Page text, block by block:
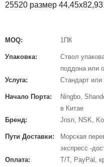
25520 размер
MOQ: 1ПК
Упаковка:
Ствол
поддона или
Услуга:
Стандарт или
Начало Порта:
Ningbo,
в Китае
Бренд:
Jnsn, NSK,
Пути Доставки:
Морская
экспресс -
Оплата:
T/T, PayPal,